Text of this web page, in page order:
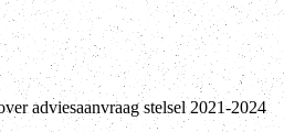
adviesaanvraag stelsel 2021-2024